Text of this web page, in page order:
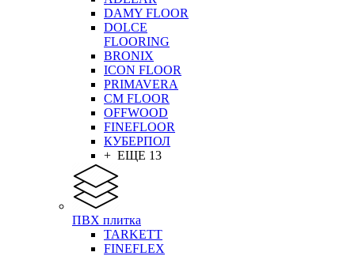
DAMY FLOOR
DOLCE
FLOORING
BRONIX
ICON FLOOR
PRIMAVERA
CM FLOOR
OFFWOOD
FINEFLOOR
КУБЕРПОЛ
+ ЕЩЕ 13
ПВХ плитка
TARKETT
FINEFLEX